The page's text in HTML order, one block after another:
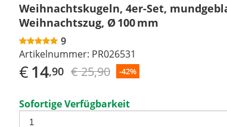
Weihnachtskugeln, 4er-Set,
Weihnachtszug, Ø 100 mm
9
Artikelnummer: PR026531
€14,90 € 25,90 -42%
Sofortige Verfügbarkeit